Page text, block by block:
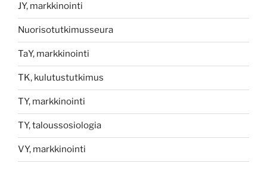
JY, markkinointi
Nuorisotutkimusseura
TaY, markkinointi
TK, kulutustutkimus
TY, markkinointi
TY, taloussosiologia
VY, markkinointi